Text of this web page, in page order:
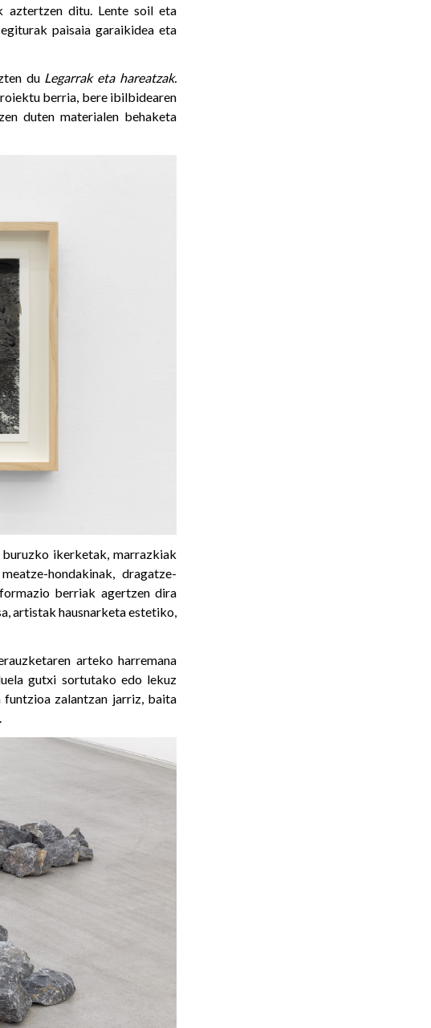
aztertzen ditu. Lente soil eta
paisaia garaikidea eta
du Legarrak eta hareatzak.
berria, bere ibilbidearen
duten materialen behaketa
ikerketak, marrazkiak
hondakinak, dragatze-
berriak agertzen dira
artistak hausnarketa estetiko,
arteko harremana
gutxi sortutako edo lekuz
zalantzan jarriz, baita